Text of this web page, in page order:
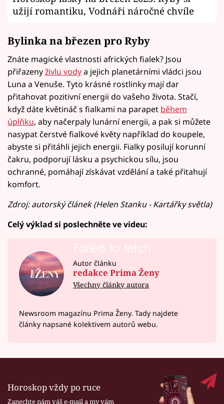
užijí romantiku, Vodnáři náročné chvíle
Bylinka na březen pro Ryby
Znáte magické vlastnosti afrických fialek? Jsou
přiřazenyživlu vodya jejich planetárními vládci jsou
Luna a Venuše. Tyto krásné rostlinky mají dar
přitahovat pozitivní energii do vašeho života. Stačí,
když dáte květináč s fialkami na parapet během
úplňku, aby načerpaly lunární energii, a pak si můžete
nasypat čerstvé fialkové květy například do koupele,
abyste si přitáhli jejich energii. Fialky posilují korunní
čakru, podporují lásku a psychickou sílu, jsou
ochranné, pomáhají získávat vzdělání a také přitahují
komfort.
Zdroj: autorský článek (Helen Stanku - Kartářky světla)
Celý výklad si poslechněte ve videu:
Failed to fetch
Autor článku
redakce Prima Ženy
Všechny články autora
Newsroom magazínu Prima Ženy. Tady najdete
články napsané kolektivem autorů webu.
Horoskop vždy po ruce
Zanechte nám váš e-mail a my vám